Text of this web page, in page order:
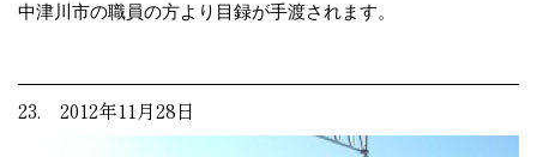
中津川市の職員の方より目録が手渡されます。
23. 2012年11月28日